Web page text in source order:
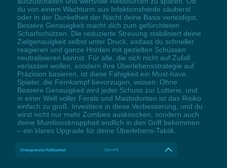
du von einem Wachturm aus Infektionsherde säuberst
oder in der Dunkelheit der Nacht deine Basis verteidigst,
Bessere Genauigkeit macht dich zum gefürchteten
Scharfschützen. Die reduzierte Streuung stabilisiert deine
Zielgenauigkeit selbst unter Druck, sodass du schneller
reagieren und ganze Horden mit gezielten Schüssen
neutralisieren kannst. Für alle, die sich nicht auf Zufall
verlassen wollen, sondern ihre Überlebensstrategie auf
Präzision basieren, ist diese Fähigkeit ein Must-have.
Spieler, die Fernkampf bevorzugen, wissen: Ohne
Bessere Genauigkeit wird jeder Schuss zur Lotterie, und
in einer Welt voller Ferals und Mastodonten ist das Risiko
einfach zu groß. Investiere in diese Verbesserung, und du
wirst nicht nur mehr Zombies ausknocken, sondern auch
deine Munitionsknappheit endlich in den Griff bekommen
– ein klares Upgrade für deine Überlebens-Taktik.
Unbegrenzte Haltbarkeit Ctrl+F4